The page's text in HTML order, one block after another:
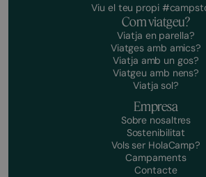
Viu el teu propi
Com viatgeu?
Viatja en parella?
Viatges amb amics?
Viatja amb un gos?
Viatgeu amb nens?
Viatja sol?
Empresa
Sobre nosaltres
Sostenibilitat
Vols ser HolaCamp?
Campaments
Contacte